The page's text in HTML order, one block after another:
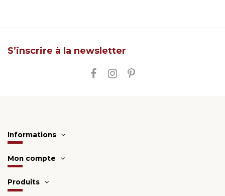
S’inscrire à la newsletter
Informations
Mon compte
Produits